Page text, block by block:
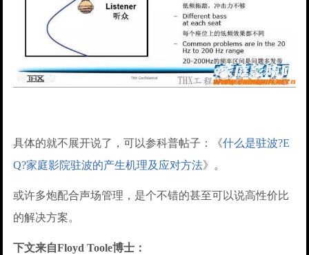
具体的就不展开说了，可以参科普帖子：《什么是驻波?E
Q?家庭影院驻波的产生机理及应对方法》。
或许多炮配合声场管理，是个不错的甚至可以说高性价比
的解决方案。
下文来自Floyd Toole博士：